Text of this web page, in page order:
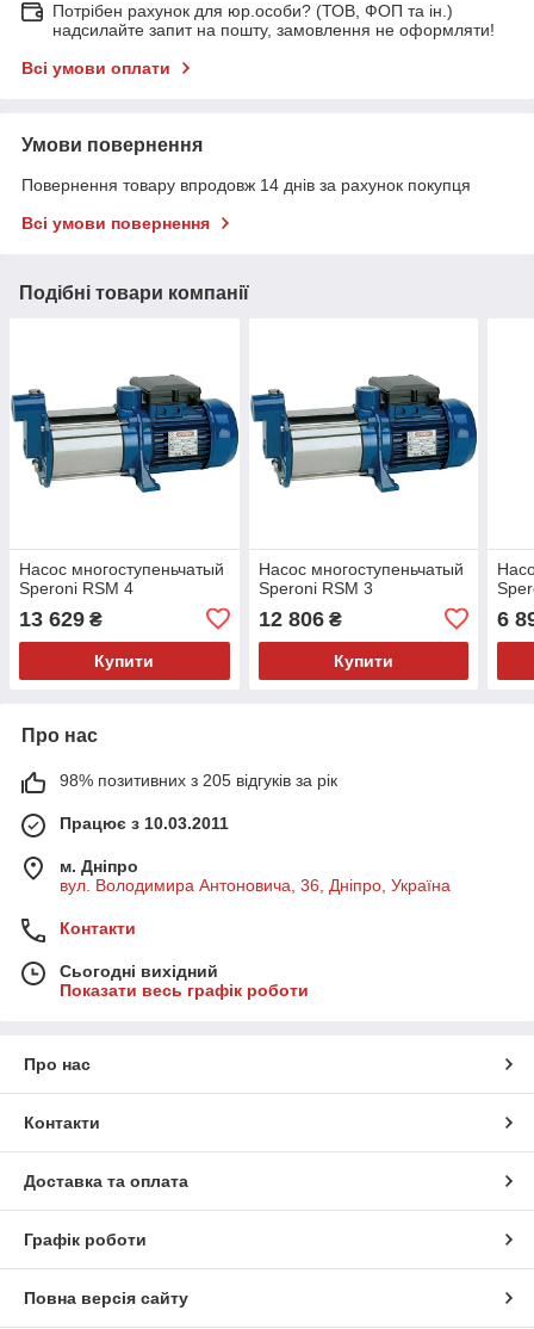
Потрібен рахунок для юр.особи? (ТОВ, ФОП та ін.)
надсилайте запит на пошту, замовлення не оформляти!
Всі умови оплати
Умови повернення
Повернення товару впродовж 14 днів за рахунок покупця
Всі умови повернення
Подібні товари компанії
Насос многоступеньчатый
Speroni RSM 4
13 629 ₴
Купити
Насос многоступеньчатый
Speroni RSM 3
12 806₴
Купити
6
Про нас
98% позитивних з 205 відгуків за рік
Працює з 10.03.2011
м. Дніпро
вул. Володимира Антоновича, 36, Дніпро, Україна
Контакти
Сьогодні вихідний
Показати весь графік роботи
Про нас
Контакти
Доставка та оплата
Графік роботи
Повна версія сайту